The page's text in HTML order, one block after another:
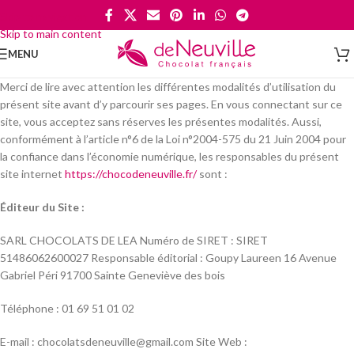
Skip to main content
MENU
Merci de lire avec attention les différentes modalités d’utilisation du
présent site avant d’y parcourir ses pages. En vous connectant sur ce
site, vous acceptez sans réserves les présentes modalités. Aussi,
conformément à l’article n°6 de la Loi n°2004-575 du 21 Juin 2004 pour
la confiance dans l’économie numérique, les responsables du présent
site internet https://chocodeneuville.fr/sont :
Éditeur du Site :
SARL CHOCOLATS DE LEA Numéro de SIRET : SIRET
51486062600027 Responsable éditorial : Goupy Laureen 16 Avenue
Gabriel Péri 91700 Sainte Geneviève des bois
Téléphone : 01 69 51 01 02
E-mail : chocolatsdeneuville@gmail.com Site Web :